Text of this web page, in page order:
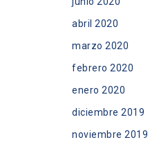
abril 2020
marzo 2020
febrero 2020
enero 2020
diciembre 2019
noviembre 2019